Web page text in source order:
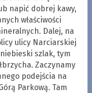
napić dobrej kawy,
właściwości
Dalej, na
ulicy Narciarskiej
szlak, tym
Zaczynamy
podejścia na
Parkową. Tam